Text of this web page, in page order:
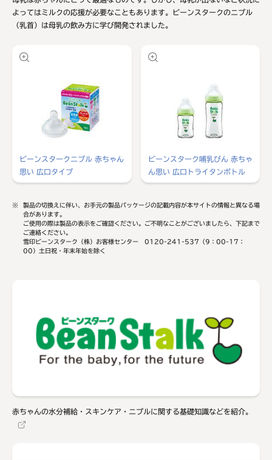
よってはミルクの応援が必要なこともあります。ビーンスタークのニプル
（乳首）は母乳の飲み方に学び開発されました。
ビーンスタークニプル 赤ちゃん
思い 広口タイプ
ビーンスターク哺乳びん 赤ちゃ
ん思い 広口トライタンボトル
※
製品の切換えに伴い、お手元の製品パッケージの記載内容が本サイトの情報と異なる場
合があります。
ご使用の際は製品の表示をご確認ください。ご不明なことがございましたら、下記まで
ご連絡ください。
雪印ビーンスターク（株）お客様センター 0120-241-537（9：00-17：
00）土日祝・年末年始を除く
赤ちゃんの水分補給・スキンケア・ニプルに関する基礎知識などを紹介。